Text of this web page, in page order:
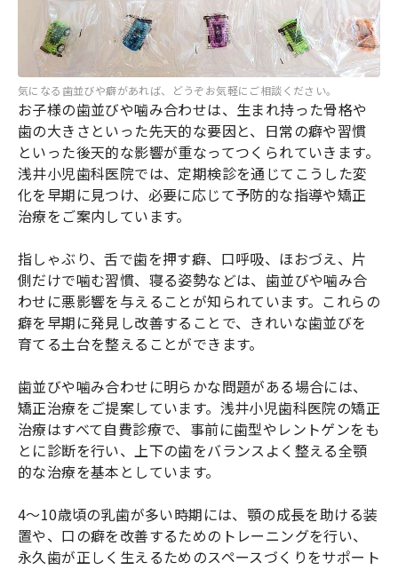
気になる歯並びや癖があれば、どうぞお気軽にご相談ください。
お子様の歯並びや噛み合わせは、生まれ持った骨格や
歯の大きさといった先天的な要因と、日常の癖や習慣
といった後天的な影響が重なってつくられていきます。
浅井小児歯科医院では、定期検診を通じてこうした変
化を早期に見つけ、必要に応じて予防的な指導や矯正
治療をご案内しています。
指しゃぶり、舌で歯を押す癖、口呼吸、ほおづえ、片
側だけで噛む習慣、寝る姿勢などは、歯並びや噛み合
わせに悪影響を与えることが知られています。これらの
癖を早期に発見し改善することで、きれいな歯並びを
育てる土台を整えることができます。
歯並びや噛み合わせに明らかな問題がある場合には、
矯正治療をご提案しています。浅井小児歯科医院の矯正
治療はすべて自費診療で、事前に歯型やレントゲンをも
とに診断を行い、上下の歯をバランスよく整える全顎
的な治療を基本としています。
4～10歳頃の乳歯が多い時期には、顎の成長を助ける装
置や、口の癖を改善するためのトレーニングを行い、
永久歯が正しく生えるためのスペースづくりをサポート